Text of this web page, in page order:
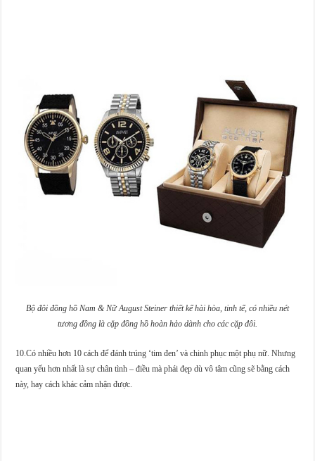
Bộ đôi đồng hồ Nam & Nữ August Steiner thiết kế hài hòa, tinh tế, có nhiều nét
tương đồng là cặp đồng hồ hoàn hảo dành cho các cặp đôi.
10.Có nhiều hơn 10 cách để đánh trúng ‘tim đen’ và chinh phục một phụ nữ. Nhưng
quan yếu hơn nhất là sự chân tình – điều mà phái đẹp dù vô tâm cũng sẽ bằng cách
này, hay cách khác cảm nhận được.